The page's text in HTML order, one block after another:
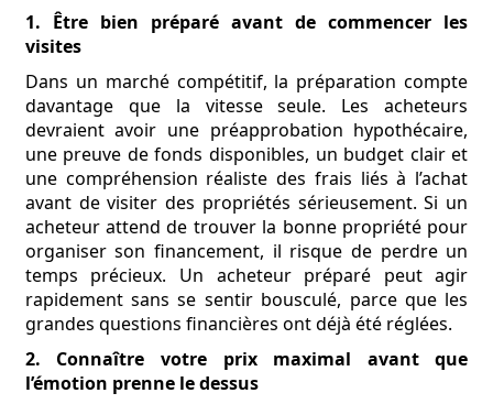
1. Être bien préparé avant de commencer les
visites
Dans un marché compétitif, la préparation compte
davantage que la vitesse seule. Les acheteurs
devraient avoir une préapprobation hypothécaire,
une preuve de fonds disponibles, un budget clair et
une compréhension réaliste des frais liés à l’achat
avant de visiter des propriétés sérieusement. Si un
acheteur attend de trouver la bonne propriété pour
organiser son financement, il risque de perdre un
temps précieux. Un acheteur préparé peut agir
rapidement sans se sentir bousculé, parce que les
grandes questions financières ont déjà été réglées.
2. Connaître votre prix maximal avant que
l’émotion prenne le dessus